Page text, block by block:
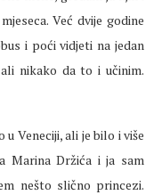
Već dvije godine
i poći vidjeti na jedan
nikako da to i učinim.
Veneciji, ali je bilo i više
Marina Držića i ja sam
nešto slično princezi.